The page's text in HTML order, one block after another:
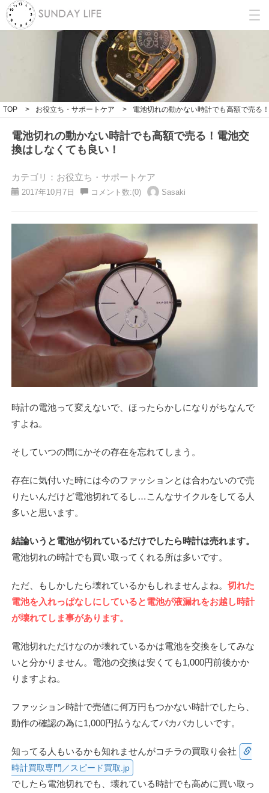
TOP > お役立ち・サポートケア > 電池切れの動かない時計でも高額で売る
電池切れの動かない時計でも高額で売る！電池交
換はしなくても良い！
カテゴリ：お役立ち・サポートケア
2017年10月7日 コメント数:(0) Sasaki
時計の電池って変えないで、ほったらかしになりがちなんで
すよね。
そしていつの間にかその存在を忘れてしまう。
存在に気付いた時には今のファッションとは合わないので売
りたいんだけど電池切れてるし…こんなサイクルをしてる人
多いと思います。
結論いうと電池が切れているだけでしたら時計は売れます。
電池切れの時計でも買い取ってくれる所は多いです。
ただ、もしかしたら壊れているかもしれませんよね。 切れた
電池を入れっぱなしにしていると電池が液漏れをお越し時計
が壊れてしま事があります。
電池切れただけなのか壊れているかは電池を交換をしてみな
いと分かりません。電池の交換は安くても1,000円前後かか
りますよね。
ファッション時計で売値に何万円もつかない時計でしたら、
動作の確認の為に1,000円払うなんてバカバカしいです。
知ってる人もいるかも知れませんがコチラの買取り会社
時計買取専門／スピード買取.jp
でしたら電池切れでも、壊れている時計でも高めに買い取っ